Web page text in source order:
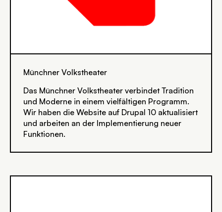
Münchner Volkstheater
Das Münchner Volkstheater verbindet Tradition
und Moderne in einem vielfältigen Programm.
Wir haben die Website auf Drupal 10 aktualisiert
und arbeiten an der Implementierung neuer
Funktionen.